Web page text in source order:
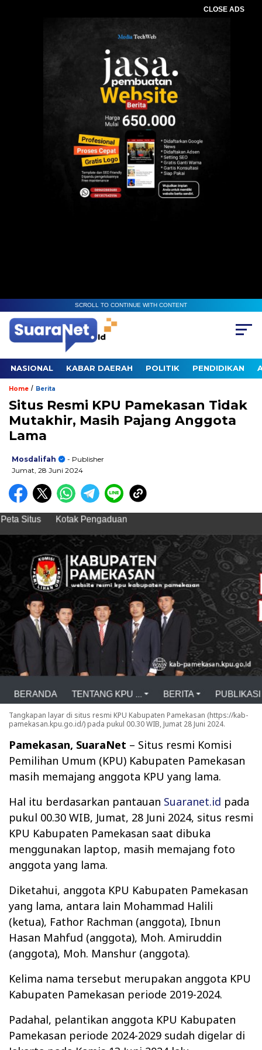
CLOSE ADS
SCROLL TO CONTINUE WITH CONTENT
NASIONAL KABAR DAERAH POLITIK PENDIDIKAN
Home / Berita
Situs Resmi KPU Pamekasan Tidak
Mutakhir, Masih Pajang Anggota
Lama
Mosdalifah
- Publisher
Jumat, 28 Juni 2024
Tangkapan layar di situs resmi KPU Kabupaten Pamekasan (https://kab-
pamekasan.kpu.go.id/) pada pukul 00.30 WIB, Jumat 28 Juni 2024.
Pamekasan, SuaraNet – Situs resmi Komisi
Pemilihan Umum (KPU) Kabupaten Pamekasan
masih memajang anggota KPU yang lama.
Hal itu berdasarkan pantauan Suaranet.id pada
pukul 00.30 WIB, Jumat, 28 Juni 2024, situs resmi
KPU Kabupaten Pamekasan saat dibuka
menggunakan laptop, masih memajang foto
anggota yang lama.
Diketahui, anggota KPU Kabupaten Pamekasan
yang lama, antara lain Mohammad Halili
(ketua), Fathor Rachman (anggota), Ibnun
Hasan Mahfud (anggota), Moh. Amiruddin
(anggota), Moh. Manshur (anggota).
Kelima nama tersebut merupakan anggota KPU
Kabupaten Pamekasan periode 2019-2024.
Padahal, pelantikan anggota KPU Kabupaten
Pamekasan periode 2024-2029 sudah digelar di